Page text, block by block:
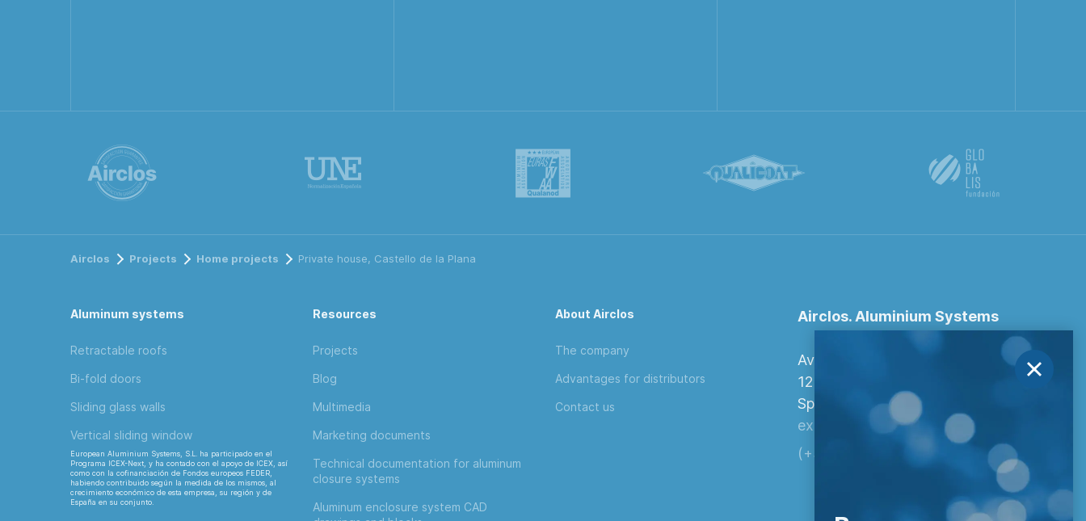
Airclos Projects Home projects Private house, Castello de la Plana
Aluminum systems
Retractable roofs
Bi-fold doors
Sliding glass walls
Vertical sliding window
European Aluminium Systems, S.L. ha participado en el
Programa ICEX-Next, y ha contado con el apoyo de ICEX, así
como con la cofinanciación de Fondos europeos FEDER,
habiendo contribuido según la medida de los mismos, al
crecimiento económico de esta empresa, su región y de
España en su conjunto.
Resources
Projects
Blog
Multimedia
Marketing documents
Technical documentation for aluminum
closure systems
Aluminum enclosure system CAD
About Airclos
The company
Advantages for distributors
Contact us
Airclos. Aluminium Systems
Avenida Europa, 103
12006 Castellón de la Plana,
Spain.
export@airclos.com
(+34) 964 260 849